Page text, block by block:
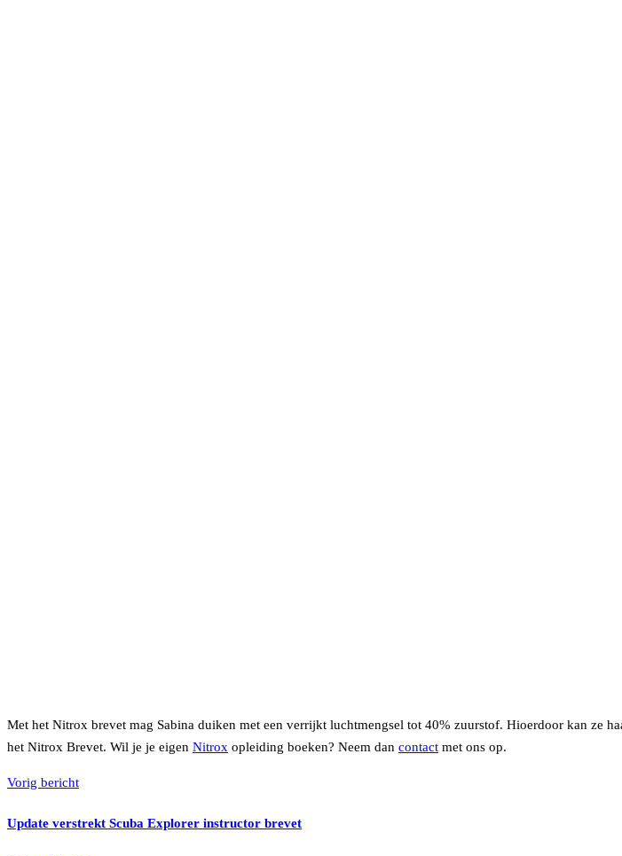
Met het Nitrox brevet mag Sabina duiken met een verrijkt luchtmengsel tot 40% zuurstof. Hioerdoor kan
het Nitrox Brevet. Wil je je eigen Nitrox opleiding boeken? Neem dan contact met ons op.
Vorig bericht
Update verstrekt Scuba Explorer instructor brevet